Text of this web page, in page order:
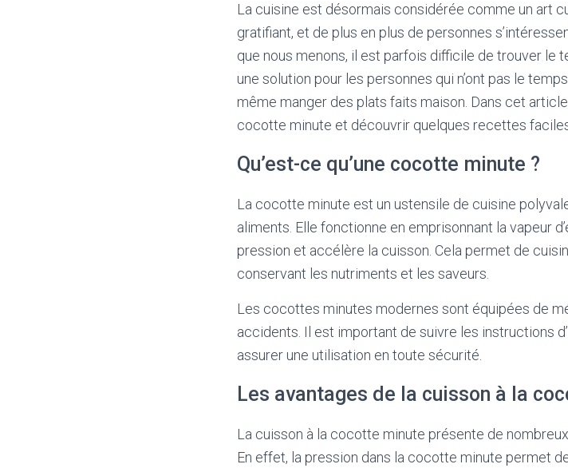
La cuisine est désormais considérée comme un art
gratifiant, et de plus en plus de personnes
que nous menons, il est parfois difficile de trouver le
une solution pour les personnes qui n’ont pas le
même manger des plats faits maison. Dans cet
cocotte minute et découvrir quelques recettes
Qu’est-ce qu’une cocotte minute ?
La cocotte minute est un ustensile de cuisine
aliments. Elle fonctionne en emprisonnant la vapeur
pression et accélère la cuisson. Cela permet de
conservant les nutriments et les saveurs.
Les cocottes minutes modernes sont équipées de
accidents. Il est important de suivre les instructions
assurer une utilisation en toute sécurité.
Les avantages de la cuisson à la
La cuisson à la cocotte minute présente de
En effet, la pression dans la cocotte minute permet